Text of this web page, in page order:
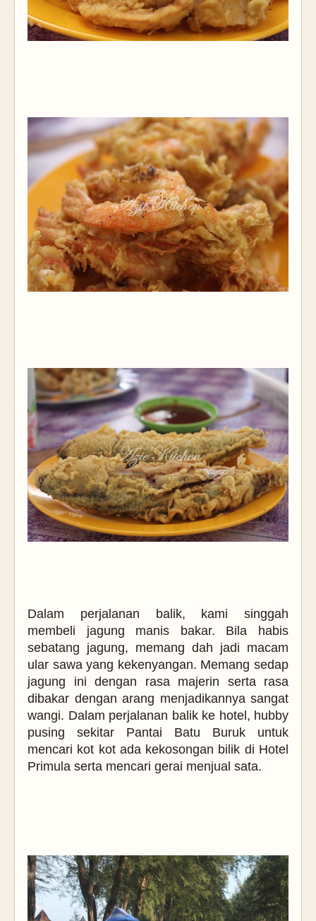
Dalam perjalanan balik, kami singgah
membeli jagung manis bakar. Bila habis
sebatang jagung, memang dah jadi macam
ular sawa yang kekenyangan. Memang sedap
jagung ini dengan rasa majerin serta rasa
dibakar dengan arang menjadikannya sangat
wangi. Dalam perjalanan balik ke hotel, hubby
pusing sekitar Pantai Batu Buruk untuk
mencari kot kot ada kekosongan bilik di Hotel
Primula serta mencari gerai menjual sata.